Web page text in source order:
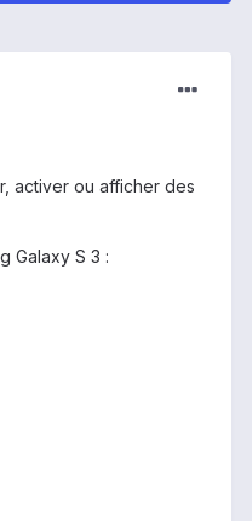
activer ou afficher des
Galaxy S 3 :